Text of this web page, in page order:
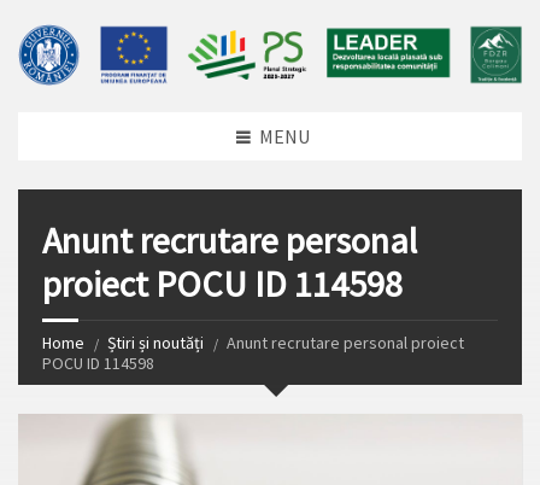
MENU
Anunt recrutare personal
proiect POCU ID 114598
Home Știri și noutăți
Anunt recrutare personal proiect
POCU ID 114598